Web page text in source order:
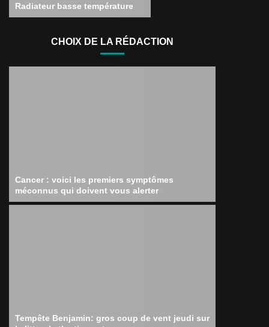
Radiateur basse température
CHOIX DE LA RÉDACTION
Cancer : voici les premiers symptômes
méconnus qui doivent vous alerter
Tempête Benjamin: gros coup de vent jeudi sur